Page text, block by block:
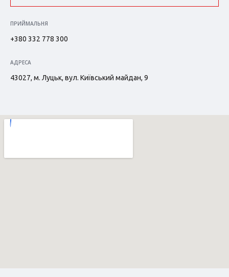
ПРИЙМАЛЬНЯ
+380 332 778 300
АДРЕСА
43027, м. Луцьк, вул. Київський майдан, 9